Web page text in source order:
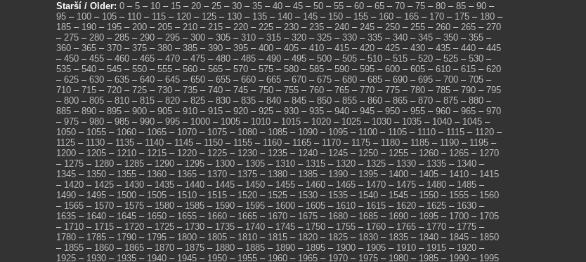
Starší / Older: 0 – 5 – 10 – 15 – 20 – 25 – 30 – 35 – 40 – 45 – 50 – 55 – 60 – 65 – 70 – 75 – 80 – 85 – 90 –
95 – 100 – 105 – 110 – 115 – 120 – 125 – 130 – 135 – 140 – 145 – 150 – 155 – 160 – 165 – 170 – 175 – 180 –
185 – 190 – 195 – 200 – 205 – 210 – 215 – 220 – 225 – 230 – 235 – 240 – 245 – 250 – 255 – 260 – 265 – 270
– 275 – 280 – 285 – 290 – 295 – 300 – 305 – 310 – 315 – 320 – 325 – 330 – 335 – 340 – 345 – 350 – 355 –
360 – 365 – 370 – 375 – 380 – 385 – 390 – 395 – 400 – 405 – 410 – 415 – 420 – 425 – 430 – 435 – 440 – 445
– 450 – 455 – 460 – 465 – 470 – 475 – 480 – 485 – 490 – 495 – 500 – 505 – 510 – 515 – 520 – 525 – 530 –
535 – 540 – 545 – 550 – 555 – 560 – 565 – 570 – 575 – 580 – 585 – 590 – 595 – 600 – 605 – 610 – 615 – 620
– 625 – 630 – 635 – 640 – 645 – 650 – 655 – 660 – 665 – 670 – 675 – 680 – 685 – 690 – 695 – 700 – 705 –
710 – 715 – 720 – 725 – 730 – 735 – 740 – 745 – 750 – 755 – 760 – 765 – 770 – 775 – 780 – 785 – 790 – 795
– 800 – 805 – 810 – 815 – 820 – 825 – 830 – 835 – 840 – 845 – 850 – 855 – 860 – 865 – 870 – 875 – 880 –
885 – 890 – 895 – 900 – 905 – 910 – 915 – 920 – 925 – 930 – 935 – 940 – 945 – 950 – 955 – 960 – 965 – 970
– 975 – 980 – 985 – 990 – 995 – 1000 – 1005 – 1010 – 1015 – 1020 – 1025 – 1030 – 1035 – 1040 – 1045 –
1050 – 1055 – 1060 – 1065 – 1070 – 1075 – 1080 – 1085 – 1090 – 1095 – 1100 – 1105 – 1110 – 1115 – 1120 –
1125 – 1130 – 1135 – 1140 – 1145 – 1150 – 1155 – 1160 – 1165 – 1170 – 1175 – 1180 – 1185 – 1190 – 1195 –
1200 – 1205 – 1210 – 1215 – 1220 – 1225 – 1230 – 1235 – 1240 – 1245 – 1250 – 1255 – 1260 – 1265 – 1270
– 1275 – 1280 – 1285 – 1290 – 1295 – 1300 – 1305 – 1310 – 1315 – 1320 – 1325 – 1330 – 1335 – 1340 –
1345 – 1350 – 1355 – 1360 – 1365 – 1370 – 1375 – 1380 – 1385 – 1390 – 1395 – 1400 – 1405 – 1410 – 1415
– 1420 – 1425 – 1430 – 1435 – 1440 – 1445 – 1450 – 1455 – 1460 – 1465 – 1470 – 1475 – 1480 – 1485 –
1490 – 1495 – 1500 – 1505 – 1510 – 1515 – 1520 – 1525 – 1530 – 1535 – 1540 – 1545 – 1550 – 1555 – 1560
– 1565 – 1570 – 1575 – 1580 – 1585 – 1590 – 1595 – 1600 – 1605 – 1610 – 1615 – 1620 – 1625 – 1630 –
1635 – 1640 – 1645 – 1650 – 1655 – 1660 – 1665 – 1670 – 1675 – 1680 – 1685 – 1690 – 1695 – 1700 – 1705
– 1710 – 1715 – 1720 – 1725 – 1730 – 1735 – 1740 – 1745 – 1750 – 1755 – 1760 – 1765 – 1770 – 1775 –
1780 – 1785 – 1790 – 1795 – 1800 – 1805 – 1810 – 1815 – 1820 – 1825 – 1830 – 1835 – 1840 – 1845 – 1850
– 1855 – 1860 – 1865 – 1870 – 1875 – 1880 – 1885 – 1890 – 1895 – 1900 – 1905 – 1910 – 1915 – 1920 –
1925 – 1930 – 1935 – 1940 – 1945 – 1950 – 1955 – 1960 – 1965 – 1970 – 1975 – 1980 – 1985 – 1990 – 1995